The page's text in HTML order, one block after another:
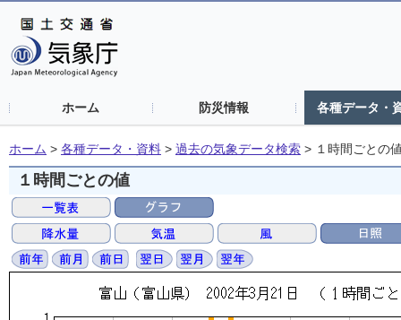
ホーム 防災情報 各種データ・
ホーム > 各種データ・資料 > 過去の気象データ検索 > １時間ごとの
１時間ごとの値